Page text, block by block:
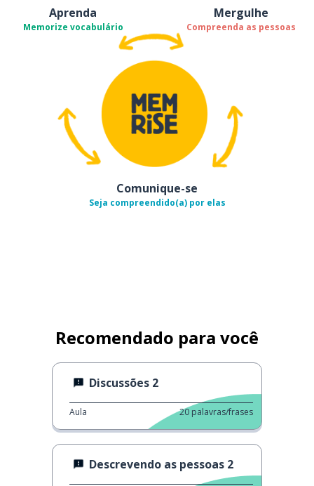
Aprenda
Memorize vocabulário
Mergulhe
Compreenda as pessoas
Comunique-se
Seja compreendido(a) por elas
Recomendado para você
Discussões 2
Aula 20 palavras/frases
Descrevendo as pessoas 2